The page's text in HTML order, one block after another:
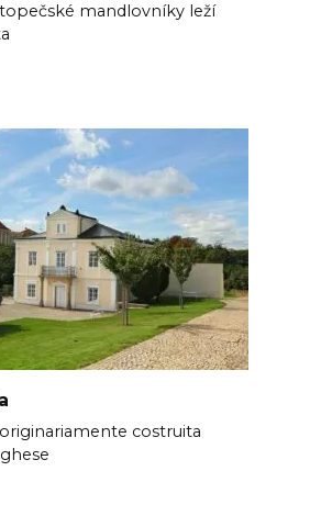
mandlovníky leží
costruita